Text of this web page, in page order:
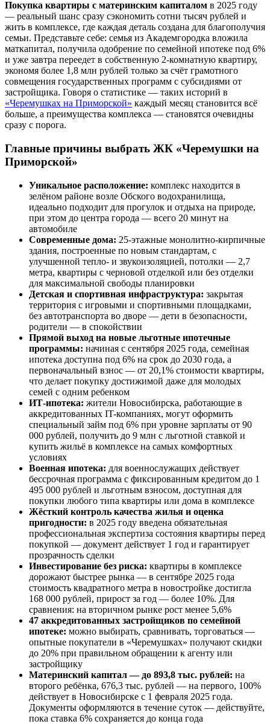
Покупка квартиры с материнским капиталом в 2025 году
— реальный шанс сразу сэкономить сотни тысяч рублей и
жить в комплексе, где каждая деталь создана для благополучия
семьи. Представьте себе: семья из Академгородка вложила
маткапитал, получила одобрение по семейной ипотеке под 6%
и уже завтра переедет в собственную 2-комнатную квартиру,
экономя более 1,8 млн рублей только за счёт грамотного
совмещения государственных программ c субсидиями от
застройщика. Говоря о статистике — таких историй в
«Черемушках на Приморской» каждый месяц становится всё
больше, а преимущества комплекса — становятся очевидны
сразу с порога.
Главные причины выбрать ЖК «Черемушки на
Приморской»
Уникальное расположение: комплекс находится в
зелёном районе возле Обского водохранилища,
идеально подходит для прогулок и отдыха на природе,
при этом до центра города — всего 20 минут на
автомобиле
Современные дома: 25-этажные монолитно-кирпичные
здания, построенные по новым стандартам, с
улучшенной тепло- и звукоизоляцией, потолки — 2,7
метра, квартиры с черновой отделкой или без отделки
для максимальной свободы планировки
Детская и спортивная инфраструктура: закрытая
территория с игровыми и спортивными площадками,
без автотранспорта во дворе — дети в безопасности,
родители — в спокойствии
Прямой выход на новые льготные ипотечные
программы: начиная с сентября 2025 года, семейная
ипотека доступна под 6% на срок до 2030 года, а
первоначальный взнос — от 20,1% стоимости квартиры,
что делает покупку достижимой даже для молодых
семей с одним ребенком
ИТ-ипотека: жители Новосибирска, работающие в
аккредитованных IT-компаниях, могут оформить
специальный займ под 6% при уровне зарплаты от 90
000 рублей, получить до 9 млн с льготной ставкой и
купить жильё в комплексе на самых комфортных
условиях
Военная ипотека: для военнослужащих действует
бессрочная программа с фиксированным кредитом до 1
495 000 рублей и льготным взносом, доступная для
покупки любого типа квартиры или дома в комплексе
Жёсткий контроль качества жилья и оценка
пригодности: в 2025 году введена обязательная
профессиональная экспертиза состояния квартиры перед
покупкой — документ действует 1 год и гарантирует
прозрачность сделки
Инвестирование без риска: квартиры в комплексе
дорожают быстрее рынка — в сентябре 2025 года
стоимость квадратного метра в новостройке достигла
168 000 рублей, прирост за год — более 10%. Для
сравнения: на вторичном рынке рост менее 5,6%
47 аккредитованных застройщиков по семейной
ипотеке: можно выбирать, сравнивать, торговаться —
опытные покупатели в «Черемушках» получают скидки
до 20% при правильном обращении к агенту или
застройщику
Материнский капитал — до 893,8 тыс. рублей: на
второго ребёнка, 676,3 тыс. рублей — на первого, 100%
действует в Новосибирске с 1 февраля 2025 года.
Документы оформляются в течение суток — действуйте,
пока ставка 6% сохраняется до конца года